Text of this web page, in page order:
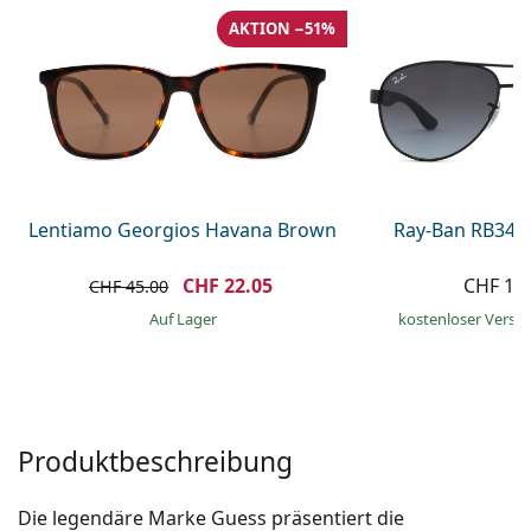
Prada
Alle Marken
Lentiamo Georgios Havana Brown
AKTION −51%
CHF 45.00 CHF 22.05
auf Lager
Ray-Ban
CHF
kostenloser
Produktbeschreibung
Die legendäre Marke Guess präsentiert die